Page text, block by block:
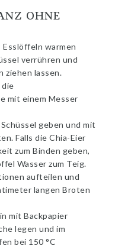
OHNE
Esslöffeln warmen
verrühren und
ziehen lassen.
die
mit einem Messer
geben und mit
Falls die Chia-Eier
zum Binden geben,
Wasser zum Teig.
aufteilen und
langen Broten
mit Backpapier
legen und im
bei 150 °C